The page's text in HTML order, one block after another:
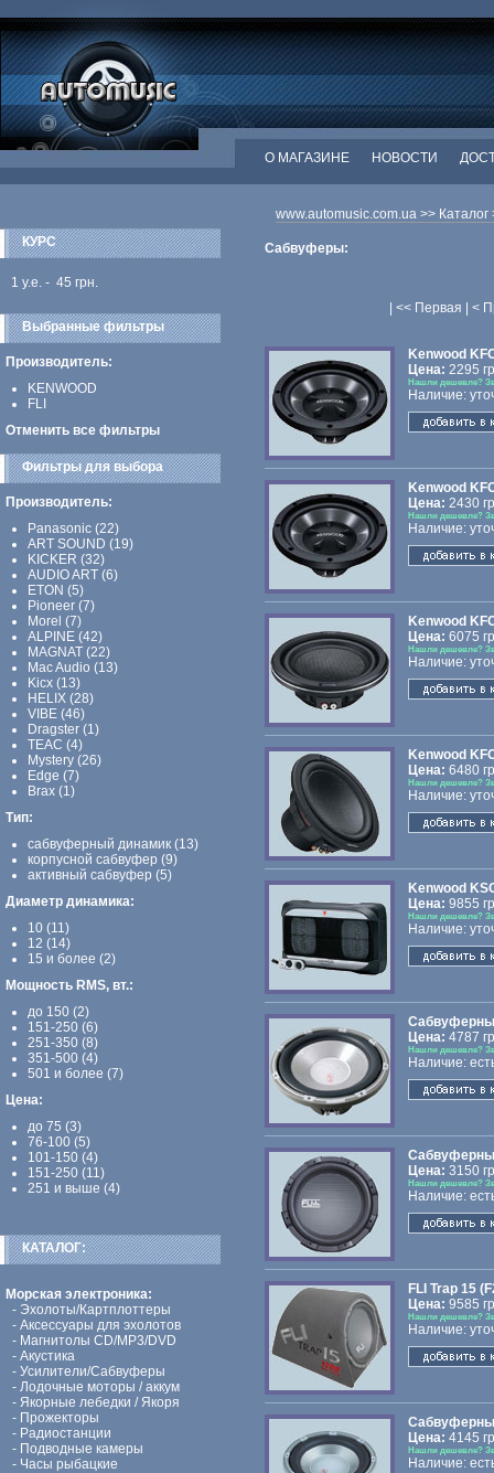
О МАГАЗИНЕ НОВОСТИ
КУРС
1 у.е. - 45 грн.
Выбранные фильтры
Производитель:
KENWOOD
FLI
Отменить все фильтры
Фильтры для выбора
Производитель:
Panasonic (22)
ART SOUND (19)
KICKER (32)
AUDIO ART (6)
ETON (5)
Pioneer (7)
Morel (7)
ALPINE (42)
MAGNAT (22)
Mac Audio (13)
Kicx (13)
HELIX (28)
VIBE (46)
Dragster (1)
TEAC (4)
Mystery (26)
Edge (7)
Brax (1)
Тип:
сабвуферный динамик (13)
корпусной сабвуфер (9)
активный сабвуфер (5)
Диаметр динамика:
10 (11)
12 (14)
15 и более (2)
Мощность RMS, вт.:
до 150 (2)
151-250 (6)
251-350 (8)
351-500 (4)
501 и более (7)
Цена:
до 75 (3)
76-100 (5)
101-150 (4)
151-250 (11)
251 и выше (4)
КАТАЛОГ:
Морская электроника:
- Эхолоты/Картплоттеры
- Аксессуары для эхолотов
- Магнитолы CD/MP3/DVD
- Акустика
- Усилители/Сабвуферы
- Лодочные моторы / аккум
- Якорные лебедки / Якоря
- Прожекторы
- Радиостанции
- Подводные камеры
- Часы рыбацкие
www.automusic.com.ua >> Каталог
Сабвуферы:
| << Первая | <
Kenwood
Цена: 2295
Нашли дешевле?
Наличие:
Kenwood
Цена: 2430
Нашли дешевле?
Наличие:
Kenwood
Цена: 6075
Нашли дешевле?
Наличие:
Kenwood
Цена: 6480
Нашли дешевле?
Наличие:
Kenwood
Цена: 9855
Нашли дешевле?
Наличие:
Цена: 4787
Нашли дешевле?
Наличие:
Цена: 3150
Нашли дешевле?
Наличие:
FLI Trap 15
Цена: 9585
Нашли дешевле?
Наличие:
Цена: 4145
Нашли дешевле?
Наличие: